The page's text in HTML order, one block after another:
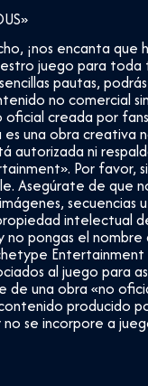
¡nos encanta que
juego para toda
pautas,
no comercial
creada por
una obra creativa
autorizada ni
Por favor,
Asegúrate de que
secuencias
intelectual
pongas el nombre
Entertainment
al juego para
una obra «no
producido
se incorpore a